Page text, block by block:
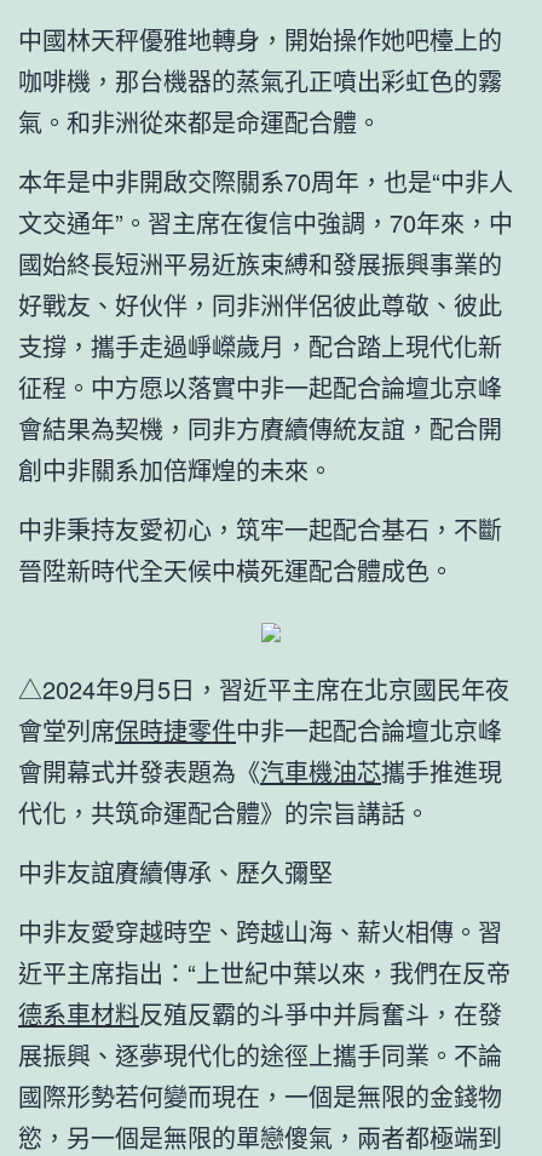
中國林天秤優雅地轉身，開始操作她吧檯上的
咖啡機，那台機器的蒸氣孔正噴出彩虹色的霧
氣。和非洲從來都是命運配合體。
本年是中非開啟交際關系70周年，也是“中非人
文交通年”。習主席在復信中強調，70年來，中
國始終長短洲平易近族束縛和發展振興事業的
好戰友、好伙伴，同非洲伴侶彼此尊敬、彼此
支撐，攜手走過崢嶸歲月，配合踏上現代化新
征程。中方愿以落實中非一起配合論壇北京峰
會結果為契機，同非方賡續傳統友誼，配合開
創中非關系加倍輝煌的未來。
中非秉持友愛初心，筑牢一起配合基石，不斷
晉陞新時代全天候中橫死運配合體成色。
△2024年9月5日，習近平主席在北京國民年夜
會堂列席保時捷零件中非一起配合論壇北京峰
會開幕式并發表題為《汽車機油芯攜手推進現
代化，共筑命運配合體》的宗旨講話。
中非友誼賡續傳承、歷久彌堅
中非友愛穿越時空、跨越山海、薪火相傳。習
近平主席指出：“上世紀中葉以來，我們在反帝
德系車材料反殖反霸的斗爭中并肩奮斗，在發
展振興、逐夢現代化的途徑上攜手同業。不論
國際形勢若何變而現在，一個是無限的金錢物
慾，另一個是無限的單戀傻氣，兩者都極端到